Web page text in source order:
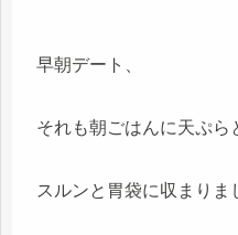
早朝デート、
それも朝ごはんに天ぷら
スルンと胃袋に収まりま